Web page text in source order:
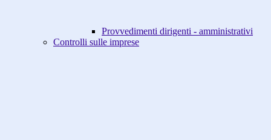
Provvedimenti dirigenti - amministrativi
Controlli sulle imprese